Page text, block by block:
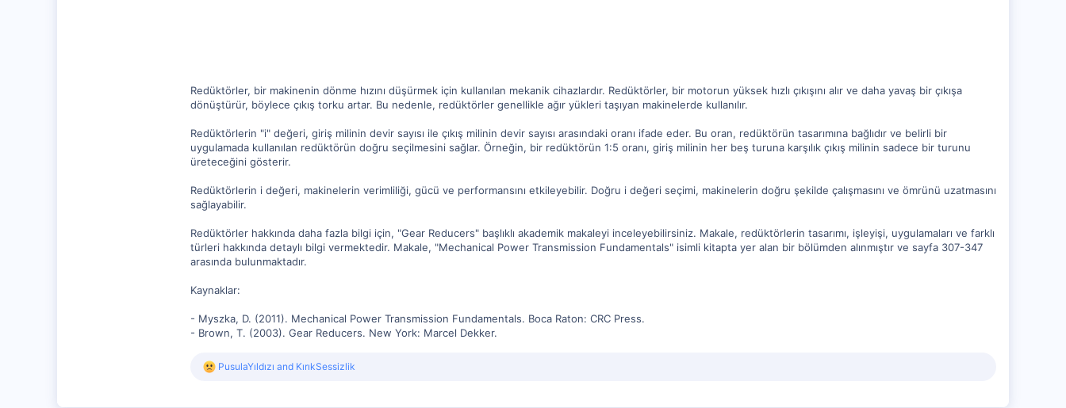
Redüktörler, bir makinenin dönme hızını düşürmek için kullanılan mekanik cihazlardır. Redüktörler, bir motorun yüksek hızlı çıkışını alır ve daha yavaş bir çıkışa
dönüştürür, böylece çıkış torku artar. Bu nedenle, redüktörler genellikle ağır yükleri taşıyan makinelerde kullanılır.
Redüktörlerin "i" değeri, giriş milinin devir sayısı ile çıkış milinin devir sayısı arasındaki oranı ifade eder. Bu oran, redüktörün tasarımına bağlıdır ve belirli bir
uygulamada kullanılan redüktörün doğru seçilmesini sağlar. Örneğin, bir redüktörün 1:5 oranı, giriş milinin her beş turuna karşılık çıkış milinin sadece bir turunu
üreteceğini gösterir.
Redüktörlerin i değeri, makinelerin verimliliği, gücü ve performansını etkileyebilir. Doğru i değeri seçimi, makinelerin doğru şekilde çalışmasını ve ömrünü uzatmasını
sağlayabilir.
Redüktörler hakkında daha fazla bilgi için, "Gear Reducers" başlıklı akademik makaleyi inceleyebilirsiniz. Makale, redüktörlerin tasarımı, işleyişi, uygulamaları ve farklı
türleri hakkında detaylı bilgi vermektedir. Makale, "Mechanical Power Transmission Fundamentals" isimli kitapta yer alan bir bölümden alınmıştır ve sayfa 307-347
arasında bulunmaktadır.
Kaynaklar:
- Myszka, D. (2011). Mechanical Power Transmission Fundamentals. Boca Raton: CRC Press.
- Brown, T. (2003). Gear Reducers. New York: Marcel Dekker.
R
PusulaYıldızı and KırıkSessizlik